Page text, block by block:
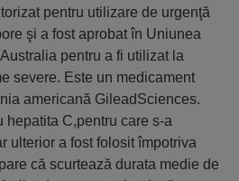
pentru utilizare de urgenţă
şi a fost aprobat în Uniunea
pentru a fi utilizat la
severe. Este un medicament
americană GileadSciences.
hepatita C,pentru care s-a
ulterior a fost folosit împotriva
că scurtează durata medie de